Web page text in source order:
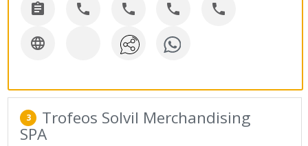
    

3 Trofeos Solvil Merchandising
SPA